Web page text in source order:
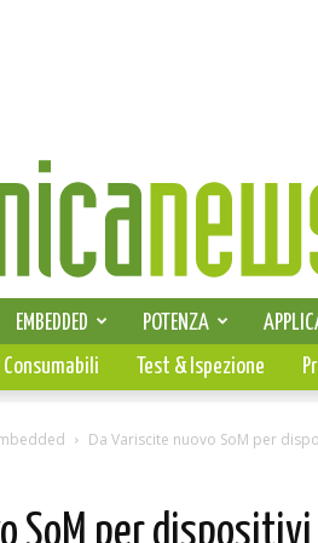
SELEZIONE DI ELETTRONICA
EMBEDDED POTENZA
PCB
Consumabili Test & Ispezione
Da Variscite nuovo SoM per
SoM per